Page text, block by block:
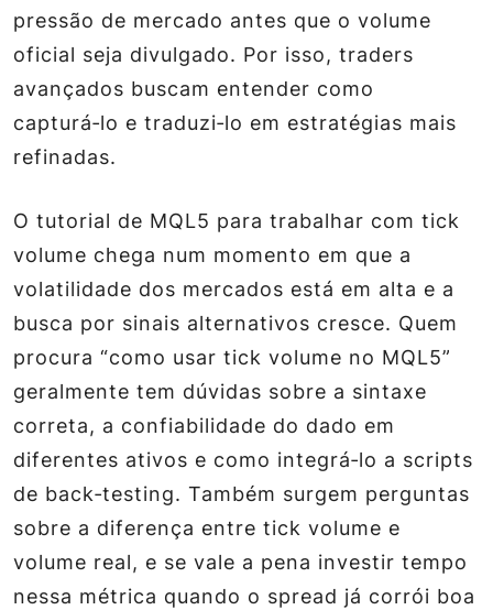
pressão de mercado antes que o volume
oficial seja divulgado. Por isso, traders
avançados buscam entender como
capturá‑lo e traduzi‑lo em estratégias mais
refinadas.
O tutorial de MQL5 para trabalhar com tick
volume chega num momento em que a
volatilidade dos mercados está em alta e a
busca por sinais alternativos cresce. Quem
procura “como usar tick volume no MQL5”
geralmente tem dúvidas sobre a sintaxe
correta, a confiabilidade do dado em
diferentes ativos e como integrá‑lo a scripts
de back‑testing. Também surgem perguntas
sobre a diferença entre tick volume e
volume real, e se vale a pena investir tempo
nessa métrica quando o spread já corrói boa